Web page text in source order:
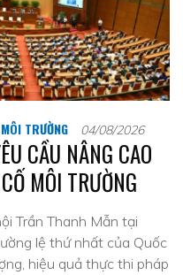
TRƯỜNG 04/08/2026
CẦU NÂNG CAO
MÔI TRƯỜNG
Trần Thanh Mẫn tại
lệ thứ nhất của Quốc
hiệu quả thực thi pháp